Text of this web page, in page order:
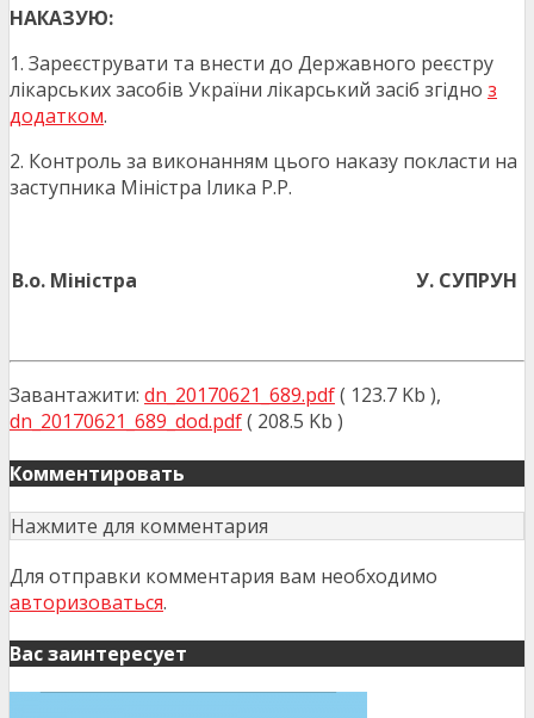
НАКАЗУЮ:
1. Зареєструвати та внести до Державного реєстру
лікарських засобів України лікарський засіб згідно з
додатком.
2. Контроль за виконанням цього наказу покласти на
заступника Міністра Ілика Р.Р.
В.о. Міністра У. СУПРУН
Завантажити: dn_20170621_689.pdf( 123.7 Kb ),
dn_20170621_689_dod.pdf( 208.5 Kb )
Комментировать
Нажмите для комментария
Для отправки комментария вам необходимо
авторизоваться.
Вас заинтересует